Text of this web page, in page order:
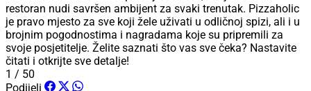
restoran nudi savršen ambijent za svaki trenutak. Pizzaholic
je pravo mjesto za sve koji žele uživati u odličnoj spizi, ali i u
brojnim pogodnostima i nagradama koje su pripremili za
svoje posjetitelje. Želite saznati što vas sve čeka? Nastavite
čitati i otkrijte sve detalje!
1 / 50
Podijeli